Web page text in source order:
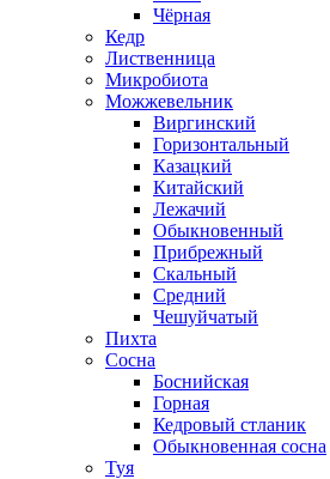
Чёрная
Кедр
Лиственница
Микробиота
Можжевельник
Виргинский
Горизонтальный
Казацкий
Китайский
Лежачий
Обыкновенный
Прибрежный
Скальный
Средний
Чешуйчатый
Пихта
Сосна
Боснийская
Горная
Кедровый стланик
Обыкновенная сосна
Туя